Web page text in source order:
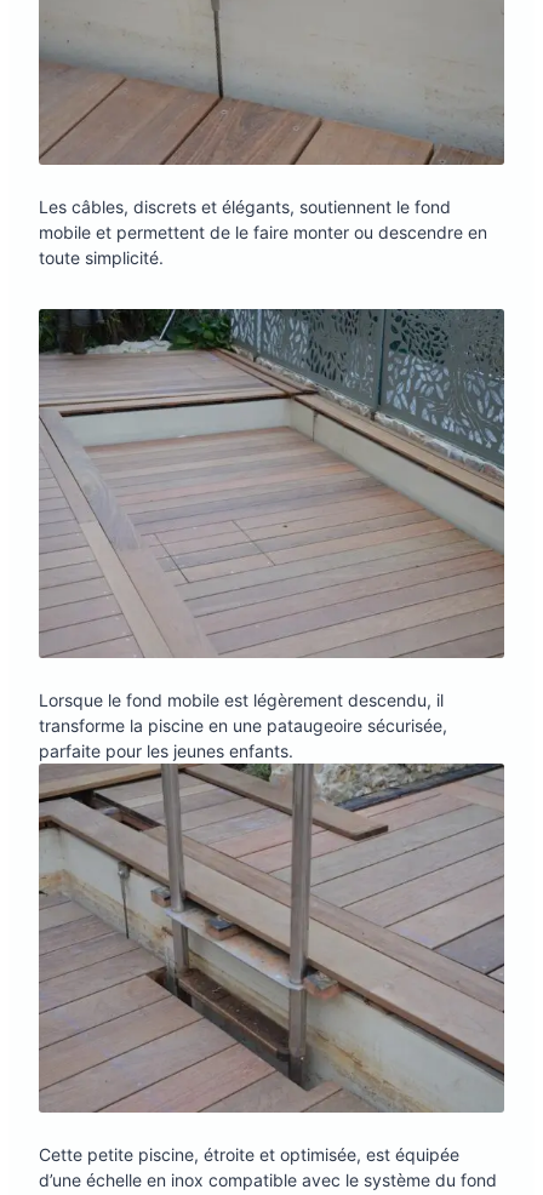
Les câbles, discrets et élégants, soutiennent le fond
mobile et permettent de le faire monter ou descendre en
toute simplicité.
Lorsque le fond mobile est légèrement descendu, il
transforme la piscine en une pataugeoire sécurisée,
parfaite pour les jeunes enfants.
Cette petite piscine, étroite et optimisée, est équipée
d’une échelle en inox compatible avec le système du fond